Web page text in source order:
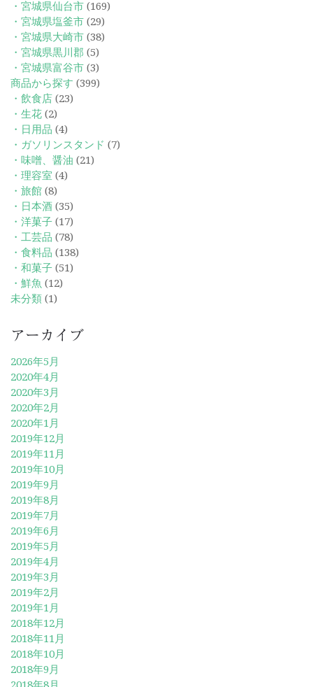
・宮城県仙台市 (169)
・宮城県塩釜市 (29)
・宮城県大崎市 (38)
・宮城県黒川郡 (5)
・宮城県富谷市 (3)
商品から探す (399)
・飲食店 (23)
・生花 (2)
・日用品 (4)
・ガソリンスタンド (7)
・味噌、醤油 (21)
・理容室 (4)
・旅館 (8)
・日本酒 (35)
・洋菓子 (17)
・工芸品 (78)
・食料品 (138)
・和菓子 (51)
・鮮魚 (12)
未分類 (1)
アーカイブ
2026年5月
2020年4月
2020年3月
2020年2月
2020年1月
2019年12月
2019年11月
2019年10月
2019年9月
2019年8月
2019年7月
2019年6月
2019年5月
2019年4月
2019年3月
2019年2月
2019年1月
2018年12月
2018年11月
2018年10月
2018年9月